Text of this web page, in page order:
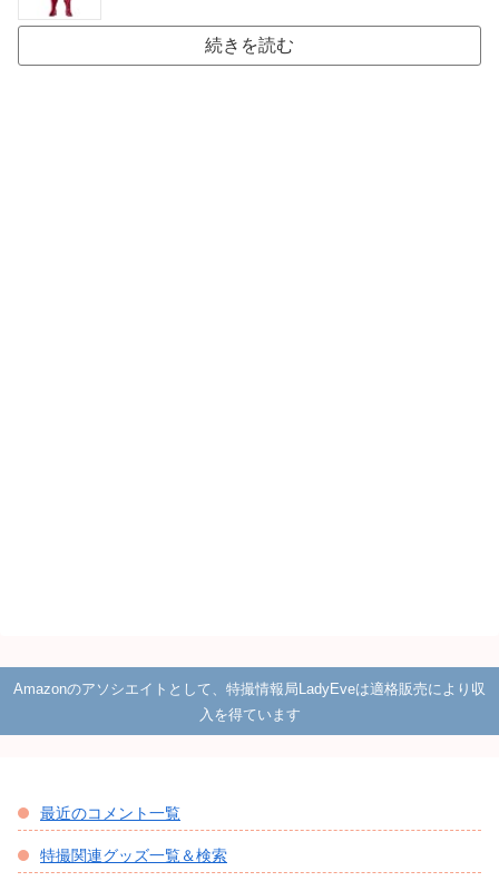
続きを読む
Amazonのアソシエイトとして、特撮情報局LadyEveは適格販売により収
入を得ています
最近のコメント一覧
特撮関連グッズ一覧＆検索